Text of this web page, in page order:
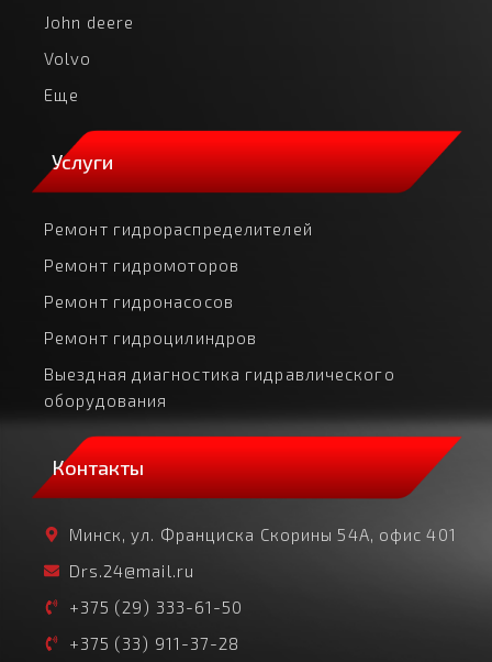
John deere
Volvo
Еще
Услуги
Ремонт гидрораспределителей
Ремонт гидромоторов
Ремонт гидронасосов
Ремонт гидроцилиндров
Выездная диагностика гидравлического
оборудования
Контакты
Минск, ул. Франциска Скорины 54А, офис 401
Drs.24@mail.ru
+375 (29) 333-61-50
+375 (33) 911-37-28